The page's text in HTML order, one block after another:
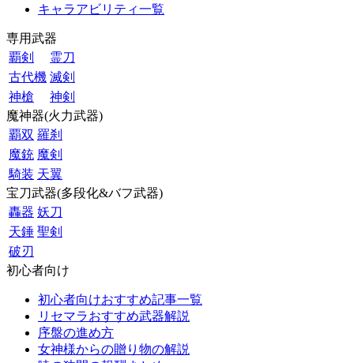
キャラアビリティ一覧
専用武器
覇剣
霊刀
古代機 滅剣
神槍
神剣
魔神器(火力武器)
覇双 羅刹
魔銃 魔剣
騎装 天翼
宝刀武器(多段化&バフ武器)
轟器 妖刀
天錘 聖剣
破刃
初心者向け
初心者向けおすすめ記事一覧
リセマラおすすめ武器解説
序盤の進め方
女神様からの贈り物の解説